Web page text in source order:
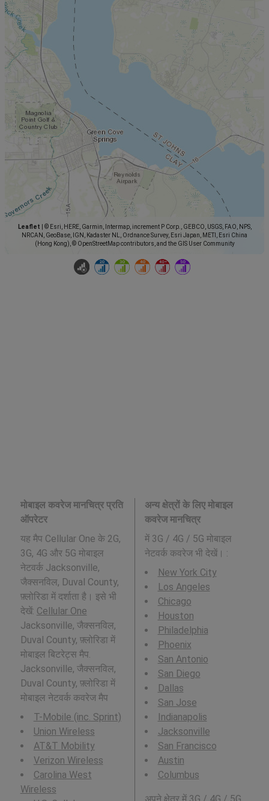
Leaflet
© Esri, HERE, Garmin, Intermap, increment P Corp., GEBCO, USGS, FAO, NPS,
NRCAN, GeoBase, IGN, Kadaster NL, Ordnance Survey, Esri Japan, METI, Esri China
(Hong Kong), © OpenStreetMap contributors, and the GIS User Community
मोबाइल कवरेज मानचित्र प्रति
ऑपरेटर
यह मैप Cellular One के 2G,
3G, 4G और 5G मोबाइल
नेटवर्क Jacksonville,
जैक्सनविल, Duval County,
फ़्लोरिडा में दर्शाता है। इसे भी
देखें: Cellular One
Jacksonville, जैक्सनविल,
Duval County, फ़्लोरिडा में
मोबाइल बिटरेट्स मैप.
Jacksonville, जैक्सनविल,
Duval County, फ़्लोरिडा में
मोबाइल नेटवर्क कवरेज मैप
T-Mobile (inc. Sprint)
Union Wireless
AT&T Mobility
Verizon Wireless
Carolina West
Wireless
अन्य क्षेत्रों के लिए मोबाइल
कवरेज मानचित्र
में 3G / 4G / 5G मोबाइल
नेटवर्क कवरेज भी देखें। :
New York City
Los Angeles
Chicago
Houston
Philadelphia
Phoenix
San Antonio
San Diego
Dallas
San Jose
Indianapolis
Jacksonville
San Francisco
Austin
Columbus
अपने क्षेत्र में 3G / 4G / 5G